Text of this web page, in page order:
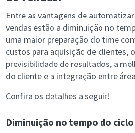
Entre as vantagens de
vendas estão a diminuição no
uma maior preparação do time
custos para aquisição de clientes,
previsibilidade de resultados, a
do cliente e a integração entre
Confira os detalhes a seguir!
Diminuição no tempo do ciclo